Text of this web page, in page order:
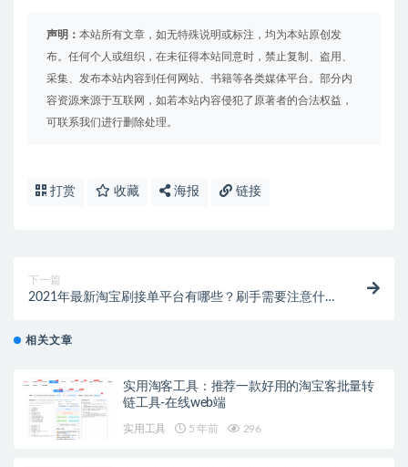
声明： 本站所有文章，如无特殊说明或标注，均为本站原创发
布。任何个人或组织，在未征得本站同意时，禁止复制、盗用、
采集、发布本站内容到任何网站、书籍等各类媒体平台。部分内
容资源来源于互联网，如若本站内容侵犯了原著者的合法权益，
可联系我们进行删除处理。
打赏 收藏 海报 链接
下一篇
2021年最新淘宝刷接单平台有哪些？刷手需要注意什
相关文章
实用淘客工具：推荐一款好用的淘宝客批量转
链工具-在线web端
实用工具 5 年前 296